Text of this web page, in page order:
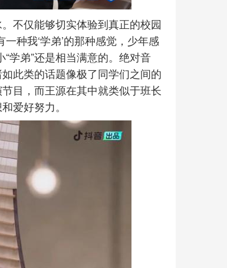
不仅能够切实体验到真正的校园
种我‘学弟’的那种感觉，少年感
学弟”还是相当满意的。绝对音
此类的话题像极了同学们之间的
目，而王源在其中就类似于班长
爱好努力。